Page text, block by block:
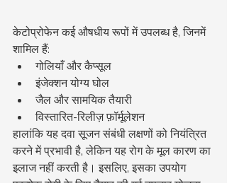
केटोप्रोफेन कई औषधीय रूपों में उपलब्ध है, जिनमें
शामिल हैं:
गोलियाँ और कैप्सूल
इंजेक्शन योग्य घोल
जैल और सामयिक तैयारी
विस्तारित-रिलीज़ फ़ॉर्मूलेशन
हालांकि यह दवा सूजन संबंधी लक्षणों को नियंत्रित
करने में प्रभावी है, लेकिन यह रोग के मूल कारण का
इलाज नहीं करती है। इसलिए, इसका उपयोग